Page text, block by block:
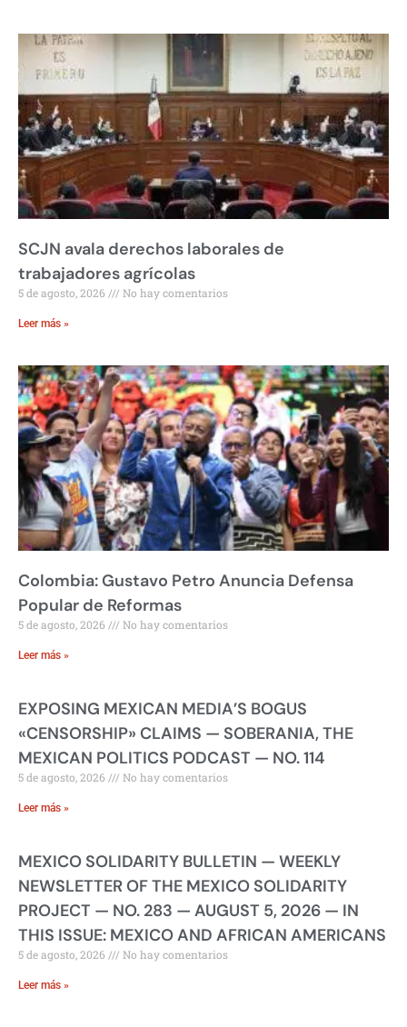
SCJN avala derechos laborales de
trabajadores agrícolas
5 de agosto, 2026 No hay comentarios
Leer más »
Colombia: Gustavo Petro Anuncia Defensa
Popular de Reformas
5 de agosto, 2026 No hay comentarios
Leer más »
EXPOSING MEXICAN MEDIA’S BOGUS
«CENSORSHIP» CLAIMS — SOBERANIA, THE
MEXICAN POLITICS PODCAST — NO. 114
5 de agosto, 2026 No hay comentarios
Leer más »
MEXICO SOLIDARITY BULLETIN — WEEKLY
NEWSLETTER OF THE MEXICO SOLIDARITY
PROJECT — NO. 283 — AUGUST 5, 2026 — IN
THIS ISSUE: MEXICO AND AFRICAN AMERICANS
5 de agosto, 2026 No hay comentarios
Leer más »